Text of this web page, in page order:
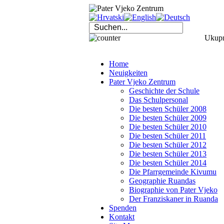
Home
Neuigkeiten
Pater Vjeko Zentrum
Geschichte der Schule
Das Schulpersonal
Die besten Schüler 2008
Die besten Schüler 2009
Die besten Schüler 2010
Die besten Schüler 2011
Die besten Schüler 2012
Die besten Schüler 2013
Die besten Schüler 2014
Die Pfarrgemeinde Kivumu
Geographie Ruandas
Biographie von Pater Vjeko
Der Franziskaner in Ruanda
Spenden
Kontakt